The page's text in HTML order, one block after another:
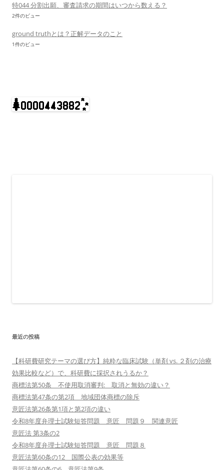
特044 分割出願、審査請求の期間はいつから数える？
2件のビュー
ground truthとは？正解データのこと
1件のビュー
最近の投稿
【科研費研究テーマの選び方】純粋な臨床試験（単剤 vs. ２剤の治療
効果比較など）で、科研費に採択されうるか？
商標法第50条 不使用取消審判: 取消と無効の違い？
商標法第47条の第2項 地域団体商標の除斥
意匠法第26条第1項と第2項の違い
令和8年度弁理士試験短答問題 意匠 問題９ 関連意匠
意匠法 第3条の2
令和8年度弁理士試験短答問題 意匠 問題８
意匠法第60条の12 国際公表の効果等